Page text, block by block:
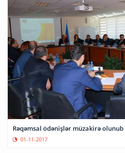
Rəqəmsal ödənişlər müzakirə olunub
01-11-2017